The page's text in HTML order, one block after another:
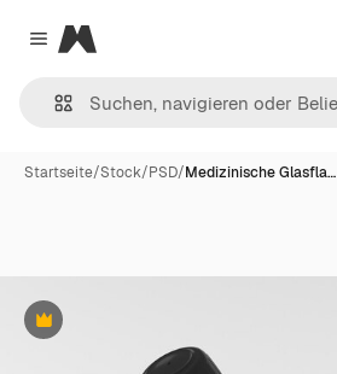
Close menu
Magnific
Startseite/Stock/PSD/Medizinische Glasfla…
Premium